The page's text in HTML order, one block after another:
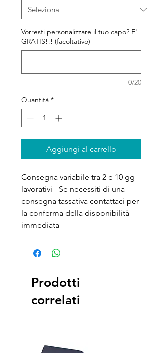
Vorresti personalizzare il tuo capo? E'
GRATIS!!! (facoltativo)
0/20
Quantità *
Aggiungi al carrello
Consegna variabile tra 2 e 10 gg
lavorativi - Se necessiti di una
consegna tassativa contattaci per
la conferma della disponibilità
immediata
Prodotti
correlati